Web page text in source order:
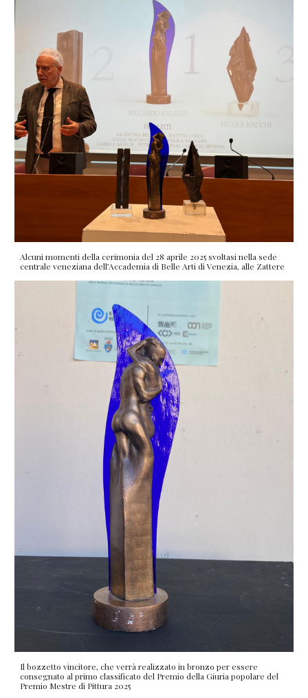
Alcuni momenti della cerimonia del 28 aprile 2025 svoltasi nella sede
centrale veneziana dell’Accademia di Belle Arti di Venezia, alle Zattere
Il bozzetto vincitore, che verrà realizzato in bronzo per essere
consegnato al primo classificato del Premio della Giuria popolare del
Premio Mestre di Pittura 2025